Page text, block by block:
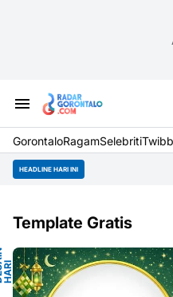
GorontaloRagamSelebriti
HEADLINE HARI INI
Template Gratis
A
IA